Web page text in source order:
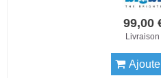
99,00
Livraison